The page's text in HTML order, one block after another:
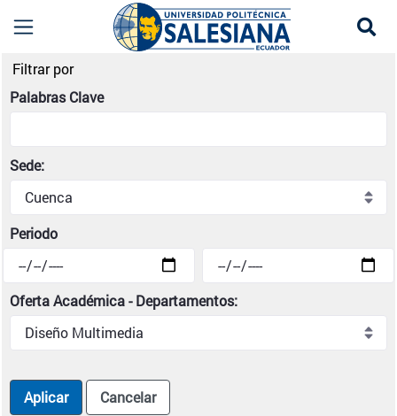
Noticias institucionales | Universidad
Filtrar por
Palabras Clave
Sede:
Periodo
Oferta Académica - Departamentos:
Aplicar Cancelar